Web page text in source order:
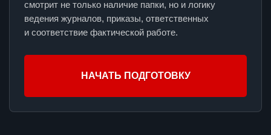
смотрит не только наличие папки, но и логику
ведения журналов, приказы, ответственных
и соответствие фактической работе.
НАЧАТЬ ПОДГОТОВКУ